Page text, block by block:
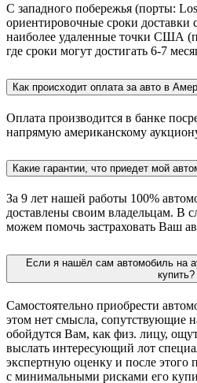
С западного побережья (порты:
ориентировочные сроки доставки
наиболее удаленные точки США
где сроки могут достигать 6-7
Как происходит оплата за авто в
Оплата производится в банке
напрямую американскому
Какие гарантии, что приедет мой
За 9 лет нашей работы 100%
доставлены своим владельцам. В
можем помочь застраховать Ваш
Если я нашёл сам автомобиль на
купить?
Самостоятельно приобрести
этом нет смысла, сопутствующие
обойдутся Вам, как физ. лицу,
выслать интересующий лот
экспертную оценку и после этого
с минимальными рисками его